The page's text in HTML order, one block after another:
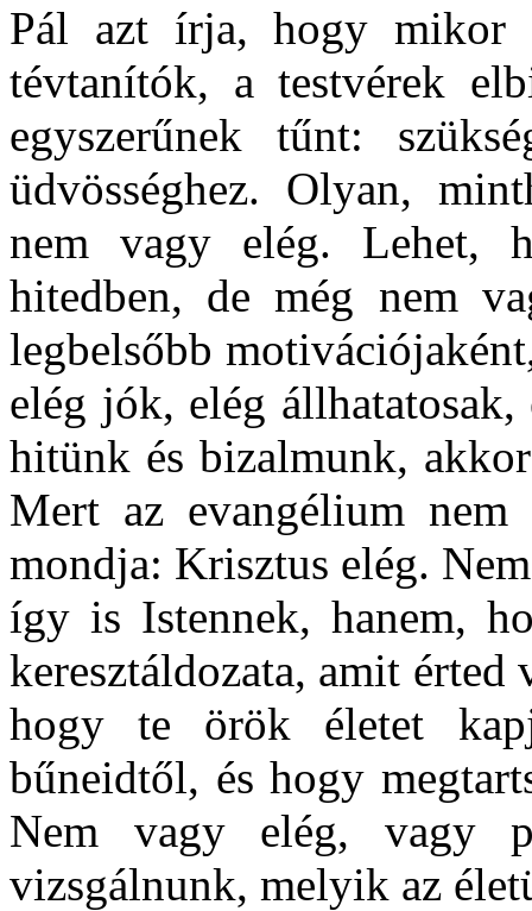
Pál azt írja, hogy mikor
tévtanítók, a testvérek
egyszerűnek tűnt:
üdvösséghez. Olyan,
nem vagy elég. Lehet,
hitedben, de még nem
legbelsőbb
elég jók, elég állhatatosak,
hitünk és bizalmunk,
Mert az evangélium
mondja: Krisztus elég.
így is Istennek, hanem,
keresztáldozata, amit
hogy te örök életet
bűneidtől, és hogy
Nem vagy elég, vagy
vizsgálnunk, melyik az